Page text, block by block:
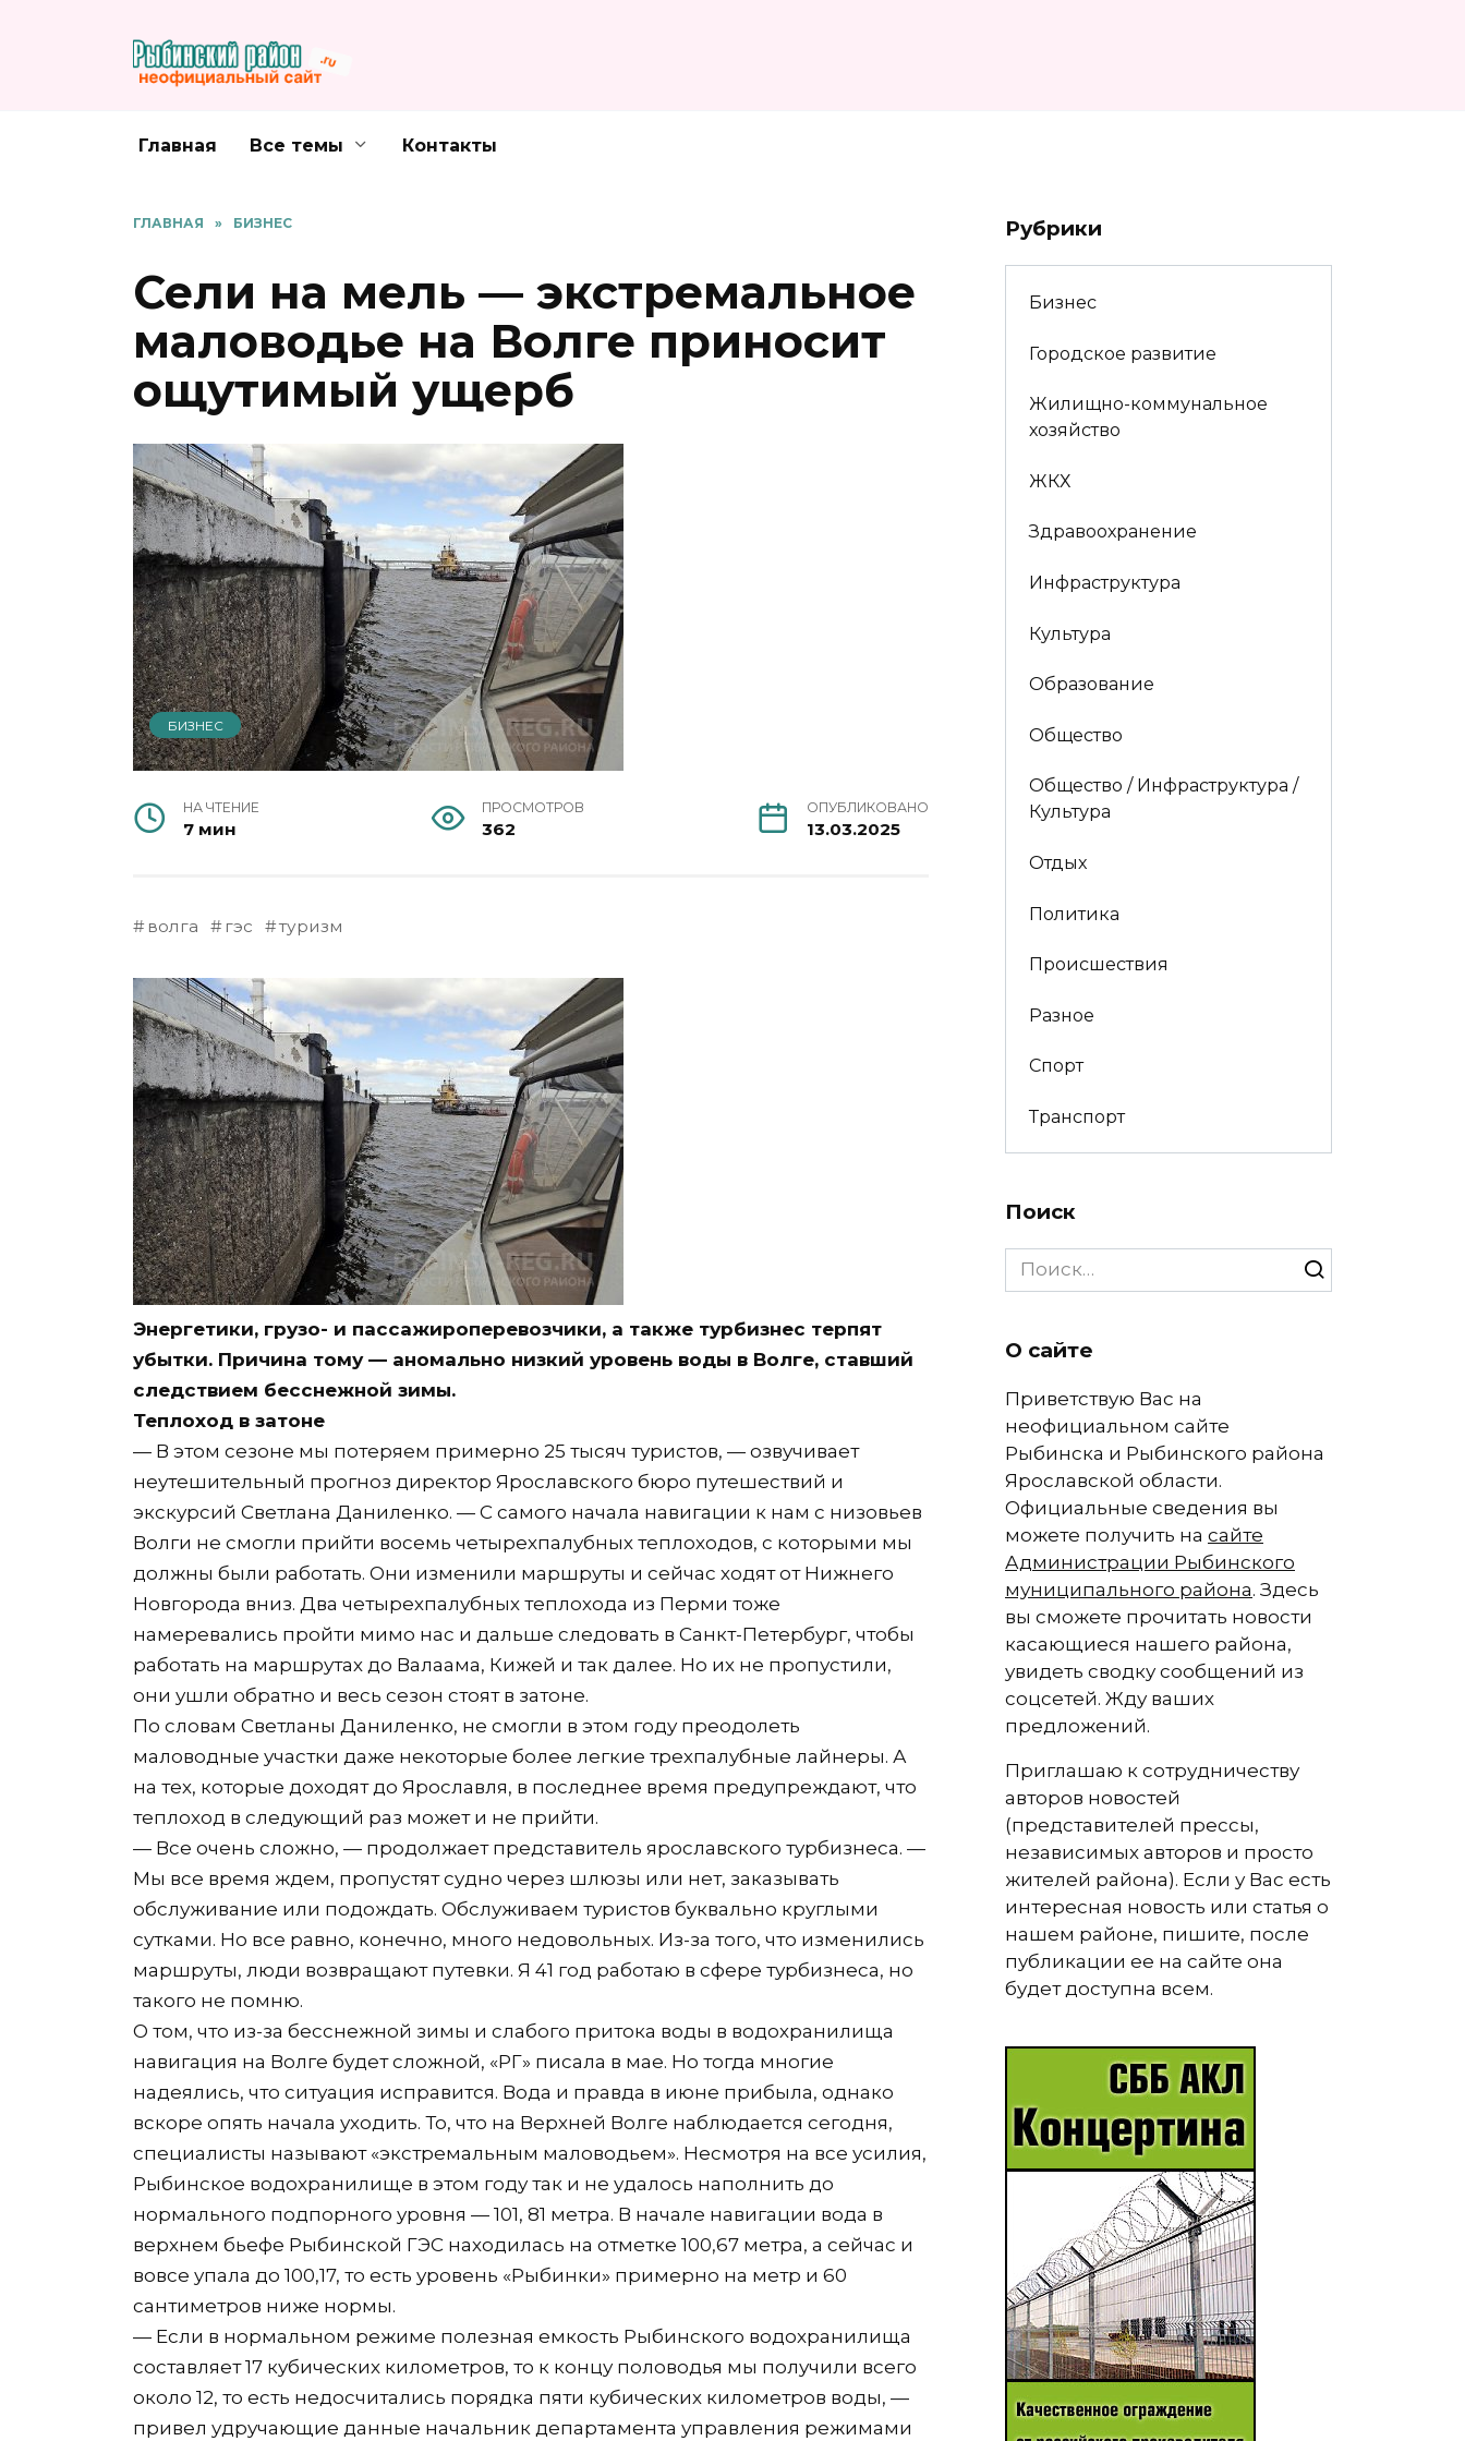
Главная Все темы Контакты
ГЛАВНАЯ » БИЗНЕС
Сели на мель — экстремальное
маловодье на Волге приносит
ощутимый ущерб
БИЗНЕС
НА ЧТЕНИЕ
7 мин
ПРОСМОТРОВ
362
ОПУБЛИКОВАНО
13.03.2025
волга гэс туризм
Энергетики, грузо- и пассажироперевозчики, а также турбизнес терпят
убытки. Причина тому — аномально низкий уровень воды в Волге, ставший
следствием бесснежной зимы.
Теплоход в затоне
— В этом сезоне мы потеряем примерно 25 тысяч туристов, — озвучивает
неутешительный прогноз директор Ярославского бюро путешествий и
экскурсий Светлана Даниленко. — С самого начала навигации к нам с низовьев
Волги не смогли прийти восемь четырехпалубных теплоходов, с которыми мы
должны были работать. Они изменили маршруты и сейчас ходят от Нижнего
Новгорода вниз. Два четырехпалубных теплохода из Перми тоже
намеревались пройти мимо нас и дальше следовать в Санкт-Петербург, чтобы
работать на маршрутах до Валаама, Кижей и так далее. Но их не пропустили,
они ушли обратно и весь сезон стоят в затоне.
По словам Светланы Даниленко, не смогли в этом году преодолеть
маловодные участки даже некоторые более легкие трехпалубные лайнеры. А
на тех, которые доходят до Ярославля, в последнее время предупреждают, что
теплоход в следующий раз может и не прийти.
— Все очень сложно, — продолжает представитель ярославского турбизнеса. —
Мы все время ждем, пропустят судно через шлюзы или нет, заказывать
обслуживание или подождать. Обслуживаем туристов буквально круглыми
сутками. Но все равно, конечно, много недовольных. Из-за того, что изменились
маршруты, люди возвращают путевки. Я 41 год работаю в сфере турбизнеса, но
такого не помню.
О том, что из-за бесснежной зимы и слабого притока воды в водохранилища
навигация на Волге будет сложной, «РГ» писала в мае. Но тогда многие
надеялись, что ситуация исправится. Вода и правда в июне прибыла, однако
вскоре опять начала уходить. То, что на Верхней Волге наблюдается сегодня,
специалисты называют «экстремальным маловодьем». Несмотря на все усилия,
Рыбинское водохранилище в этом году так и не удалось наполнить до
нормального подпорного уровня — 101, 81 метра. В начале навигации вода в
верхнем бьефе Рыбинской ГЭС находилась на отметке 100,67 метра, а сейчас и
вовсе упала до 100,17, то есть уровень «Рыбинки» примерно на метр и 60
сантиметров ниже нормы.
— Если в нормальном режиме полезная емкость Рыбинского водохранилища
составляет 17 кубических километров, то к концу половодья мы получили всего
около 12, то есть недосчитались порядка пяти кубических километров воды, —
привел удручающие данные начальник департамента управления режимами
Рубрики
Бизнес
Городское развитие
Жилищно-коммунальное
хозяйство
ЖКХ
Здравоохранение
Инфраструктура
Культура
Образование
Общество
Общество / Инфраструктура /
Культура
Отдых
Политика
Происшествия
Разное
Спорт
Транспорт
Поиск
Search
for:
О сайте
Приветствую Вас на
неофициальном сайте
Рыбинска и Рыбинского района
Ярославской области.
Официальные сведения вы
можете получить на сайте
Администрации Рыбинского
муниципального района. Здесь
вы сможете прочитать новости
касающиеся нашего района,
увидеть сводку сообщений из
соцсетей. Жду ваших
предложений.
Приглашаю к сотрудничеству
авторов новостей
(представителей прессы,
независимых авторов и просто
жителей района). Если у Вас есть
интересная новость или статья о
нашем районе, пишите, после
публикации ее на сайте она
будет доступна всем.